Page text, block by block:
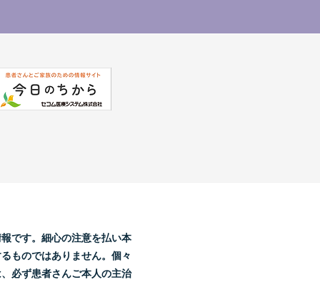
です。細心の注意を払い本
ものではありません。個々
必ず患者さんご本人の主治